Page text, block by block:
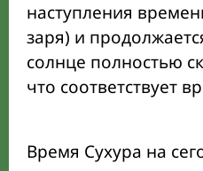
наступления
заря) и
солнце полностью
что соответствует
Время Сухура на